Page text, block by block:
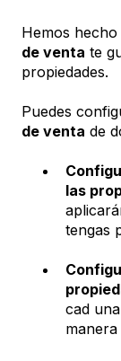
Hemos
de venta te
propiedades.
Puedes
de venta de
las
tengas
cad
manera